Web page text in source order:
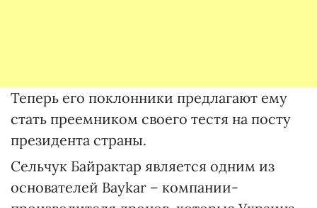
Теперь его поклонники предлагают ему
стать преемником своего тестя на посту
президента страны.
Сельчук Байрактар является одним из
основателей Baykar – компании-